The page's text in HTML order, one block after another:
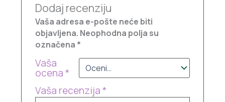
Dodaj recenziju
Vaša adresa e-pošte neće biti
objavljena. Neophodna polja su
označena *
Vaša
ocena*
Vaša recenzija*